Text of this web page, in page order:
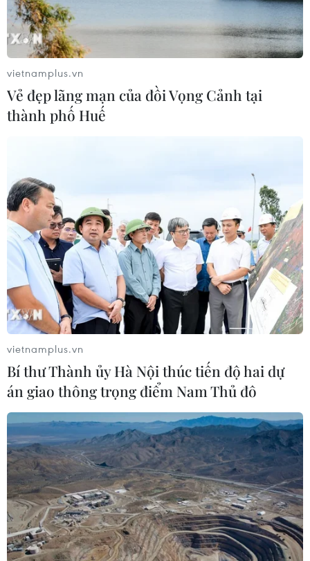
hành tinh Psyche giàu kim loại
14/10/2023 04:06
Dự kiến vào cuối tháng 7/2029, Tàu vũ trụ Psyche sẽ
đáp xuống Tiểu hành tinh Psyche - thiên thể được cho là
chứa vàng, sắt, nickel và nhiều kim loại khác, tổng giá
trị ước tính 10.000.000 tỷ USD.
vietnamplus.vn
Vẻ đẹp lãng mạn của đồi Vọng Cảnh tại
thành phố Huế
vietnamplus.vn
Bí thư Thành ủy Hà Nội thúc tiến độ hai dự
án giao thông trọng điểm Nam Thủ đô